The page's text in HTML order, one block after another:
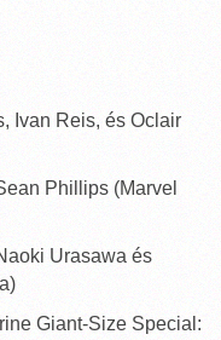
Ivan Reis, és Oclair
Phillips (Marvel
Urasawa és
Giant-Size Special: